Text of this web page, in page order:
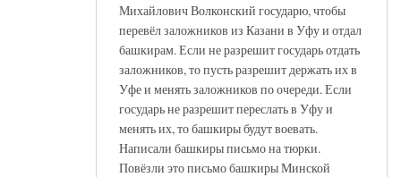
Михайлович Волконский государю, чтобы
перевёл заложников из Казани в Уфу и отдал
башкирам. Если не разрешит государь отдать
заложников, то пусть разрешит держать их в
Уфе и менять заложников по очереди. Если
государь не разрешит переслать в Уфу и
менять их, то башкиры будут воевать.
Написали башкиры письмо на тюрки.
Повёзли это письмо башкиры Минской